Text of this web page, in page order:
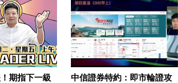
期指下一級
中信證券特約：即市輪證攻